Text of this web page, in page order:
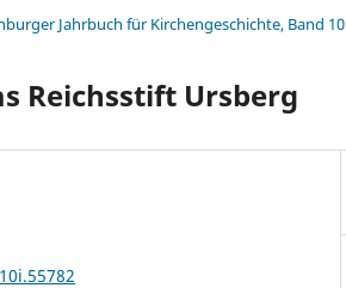
Jahrbuch für Kirchengeschichte, Band 10
Reichsstift Ursberg